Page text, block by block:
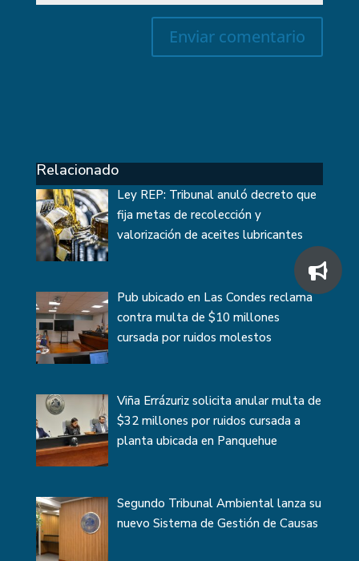
Relacionado
Ley REP: Tribunal anuló decreto que
fija metas de recolección y
valorización de aceites lubricantes
Pub ubicado en Las Condes reclama
contra multa de $10 millones
cursada por ruidos molestos
Viña Errázuriz solicita anular multa de
$32 millones por ruidos cursada a
planta ubicada en Panquehue
Segundo Tribunal Ambiental lanza su
nuevo Sistema de Gestión de Causas